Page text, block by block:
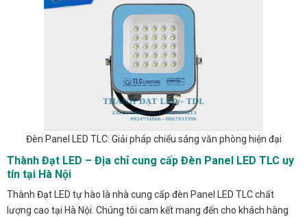
Đèn Panel LED TLC: Giải pháp chiếu sáng văn phòng hiện đại
Thành Đạt LED – Địa chỉ cung cấp Đèn Panel LED TLC uy
tín tại Hà Nội
Thành Đạt LED tự hào là nhà cung cấp đèn Panel LED TLC chất
lượng cao tại Hà Nội. Chúng tôi cam kết mang đến cho khách hàng